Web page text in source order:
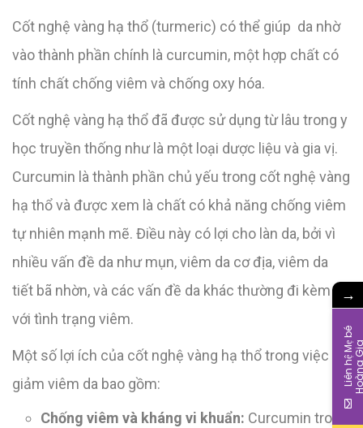
Cốt nghệ vàng hạ thổ (turmeric) có thể giúp da nhờ
vào thành phần chính là curcumin, một hợp chất có
tính chất chống viêm và chống oxy hóa.
Cốt nghệ vàng hạ thổ đã được sử dụng từ lâu trong y
học truyền thống như là một loại dược liệu và gia vị.
Curcumin là thành phần chủ yếu trong cốt nghệ vàng
hạ thổ và được xem là chất có khả năng chống viêm
tự nhiên mạnh mẽ. Điều này có lợi cho làn da, bởi vì
nhiều vấn đề da như mụn, viêm da cơ địa, viêm da
tiết bã nhờn, và các vấn đề da khác thường đi kèm
với tình trạng viêm.
Một số lợi ích của cốt nghệ vàng hạ thổ trong việc
giảm viêm da bao gồm:
Chống viêm và kháng vi khuẩn: Curcumin trong
→
L
i
ê
n
h
ệ
M
b
é
H
o
à
n
g
G
i